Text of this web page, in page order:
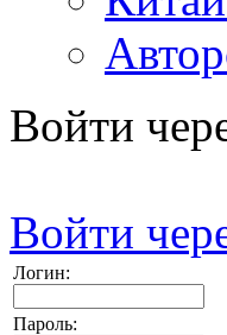
Войти
Войти
Логин:
Пароль: